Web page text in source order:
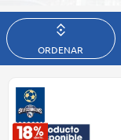
ORDENAR